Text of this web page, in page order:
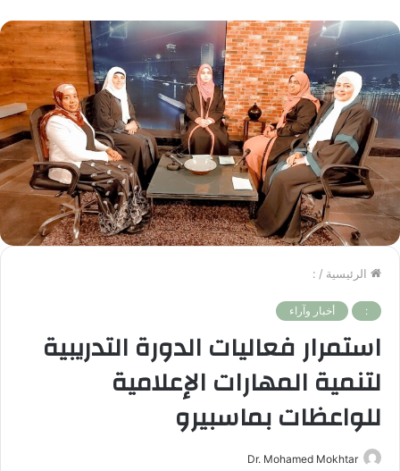
الرئيسية /
:
: أخبار وآراء
استمرار فعاليات الدورة التدريبية
لتنمية المهارات الإعلامية
للواعظات بماسبيرو
Dr. Mohamed Mokhtar